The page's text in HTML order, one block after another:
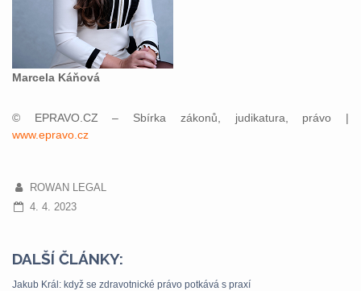
Marcela Káňová
© EPRAVO.CZ – Sbírka zákonů, judikatura, právo |
www.epravo.cz
ROWAN LEGAL
4. 4. 2023
DALŠÍ ČLÁNKY:
Jakub Král: když se zdravotnické právo potkává s praxí